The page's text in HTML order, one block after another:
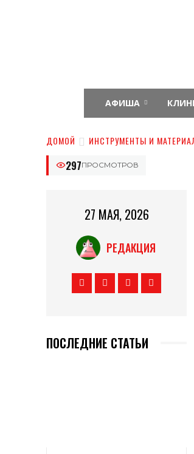
АФИША
ДОМОЙ ИНСТРУМЕНТЫ И
297ПРОСМОТРОВ
27 МАЯ, 2026
РЕДАКЦИЯ
ПОСЛЕДНИЕ СТАТЬИ